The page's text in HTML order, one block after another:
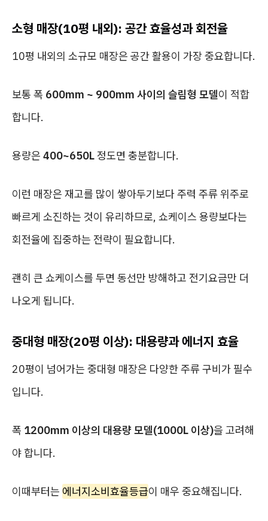
소형 매장(10평 내외): 공간 효율성과 회전율
10평 내외의 소규모 매장은 공간 활용이 가장 중요합니다.
보통 폭 600mm ~ 900mm 사이의 슬림형 모델이 적합
합니다.
용량은 400~650L 정도면 충분합니다.
이런 매장은 재고를 많이 쌓아두기보다 주력 주류 위주로
빠르게 소진하는 것이 유리하므로, 쇼케이스 용량보다는
회전율에 집중하는 전략이 필요합니다.
괜히 큰 쇼케이스를 두면 동선만 방해하고 전기요금만 더
나오게 됩니다.
중대형 매장(20평 이상): 대용량과 에너지 효율
20평이 넘어가는 중대형 매장은 다양한 주류 구비가 필수
입니다.
폭 1200mm 이상의 대용량 모델(1000L 이상)을 고려해
야 합니다.
이때부터는 에너지소비효율등급이 매우 중요해집니다.